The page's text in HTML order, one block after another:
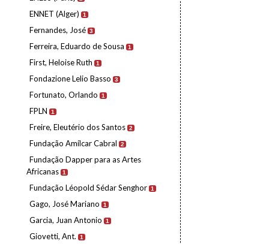
ENNET (Alger) 1
Fernandes, José 3
Ferreira, Eduardo de Sousa 1
First, Heloise Ruth 1
Fondazione Lelio Basso 3
Fortunato, Orlando 1
FPLN 1
Freire, Eleutério dos Santos 2
Fundação Amílcar Cabral 2
Fundação Dapper para as Artes
Africanas 1
Fundação Léopold Sédar Senghor 1
Gago, José Mariano 1
Garcia, Juan Antonio 1
Giovetti, Ant. 1